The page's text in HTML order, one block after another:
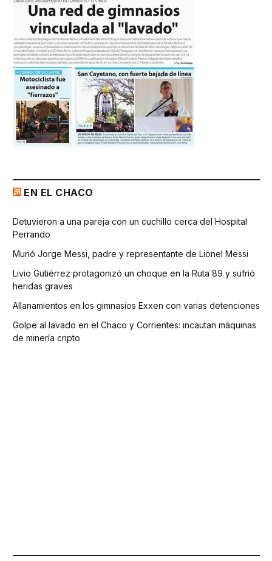
EN EL CHACO
Detuvieron a una pareja con un cuchillo cerca del Hospital
Perrando
Murió Jorge Messi, padre y representante de Lionel Messi
Livio Gutiérrez protagonizó un choque en la Ruta 89 y sufrió
heridas graves
Allanamientos en los gimnasios Exxen con varias detenciones
Golpe al lavado en el Chaco y Corrientes: incautan máquinas
de minería cripto